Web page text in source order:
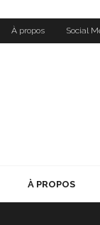
À propos Social
À PROPOS